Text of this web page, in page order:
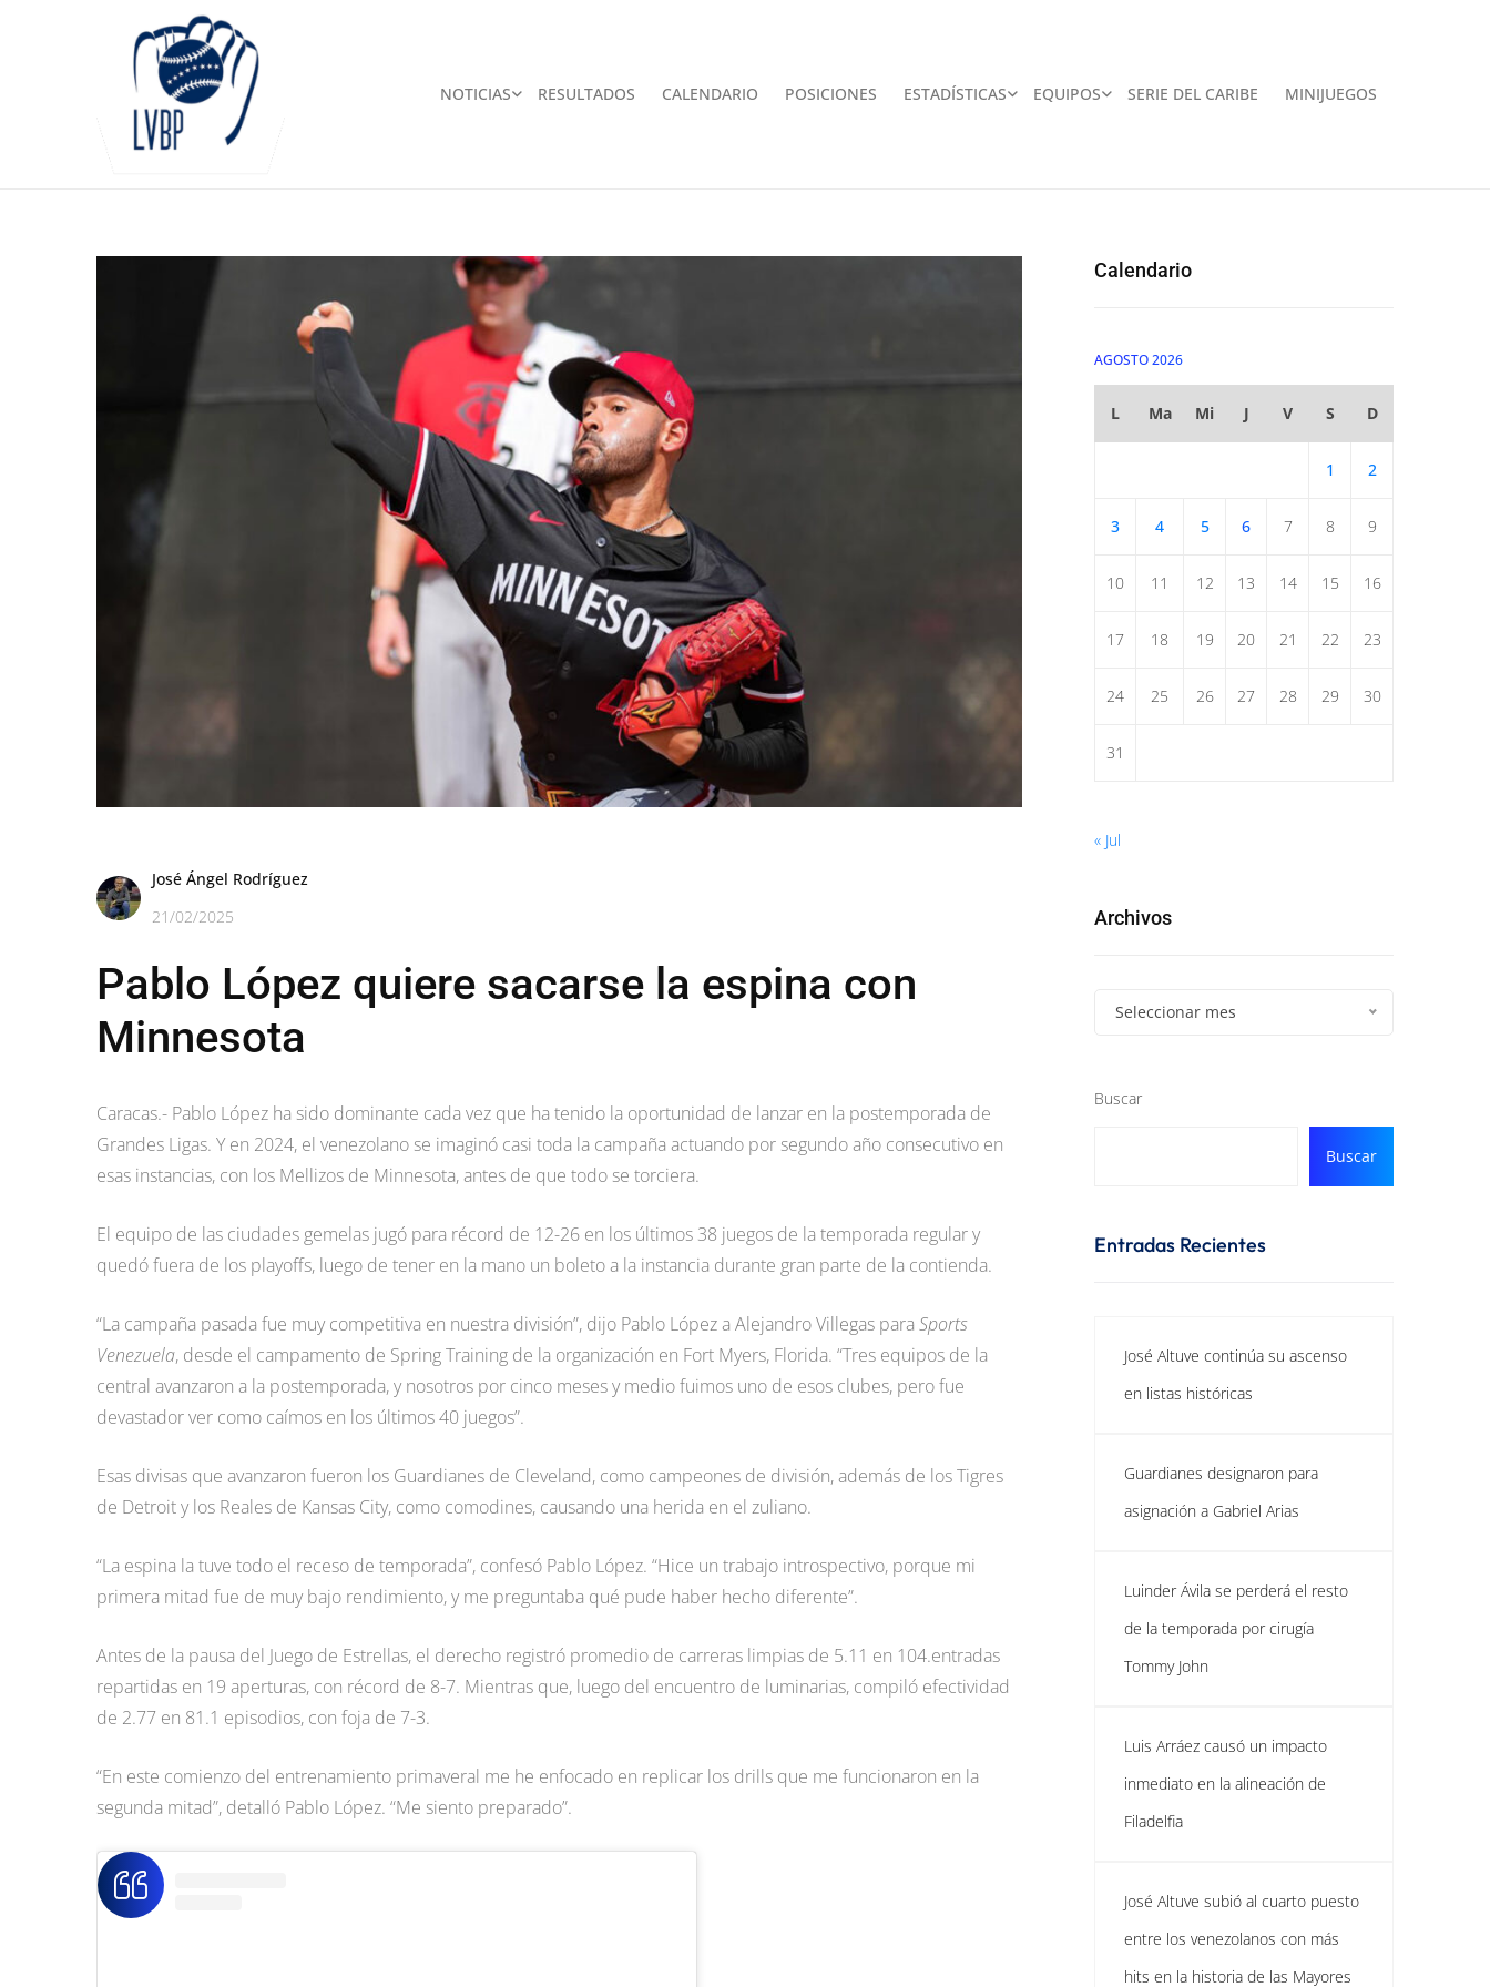
NOTICIAS RESULTADOS CALENDARIO POSICIONES ESTADÍSTICAS EQUIPOS SERIE DEL CARIBE MINIJUEGOS
José Ángel Rodríguez
21/02/2025
Pablo López quiere sacarse la espina con
Minnesota
Caracas.- Pablo López ha sido dominante cada vez que ha tenido la oportunidad de lanzar en la postemporada de
Grandes Ligas. Y en 2024, el venezolano se imaginó casi toda la campaña actuando por segundo año consecutivo en
esas instancias, con los Mellizos de Minnesota, antes de que todo se torciera.
El equipo de las ciudades gemelas jugó para récord de 12-26 en los últimos 38 juegos de la temporada regular y
quedó fuera de los playoffs, luego de tener en la mano un boleto a la instancia durante gran parte de la contienda.
“La campaña pasada fue muy competitiva en nuestra división”, dijo Pablo López a Alejandro Villegas paraSports
Venezuela, desde el campamento de Spring Training de la organización en Fort Myers, Florida. “Tres equipos de la
central avanzaron a la postemporada, y nosotros por cinco meses y medio fuimos uno de esos clubes, pero fue
devastador ver como caímos en los últimos 40 juegos”.
Esas divisas que avanzaron fueron los Guardianes de Cleveland, como campeones de división, además de los Tigres
de Detroit y los Reales de Kansas City, como comodines, causando una herida en el zuliano.
“La espina la tuve todo el receso de temporada”, confesó Pablo López. “Hice un trabajo introspectivo, porque mi
primera mitad fue de muy bajo rendimiento, y me preguntaba qué pude haber hecho diferente”.
Antes de la pausa del Juego de Estrellas, el derecho registró promedio de carreras limpias de 5.11 en 104.entradas
repartidas en 19 aperturas, con récord de 8-7. Mientras que, luego del encuentro de luminarias, compiló efectividad
de 2.77 en 81.1 episodios, con foja de 7-3.
“En este comienzo del entrenamiento primaveral me he enfocado en replicar los drills que me funcionaron en la
segunda mitad”, detalló Pablo López. “Me siento preparado”.
Calendario
AGOSTO 2026
L Ma Mi J V S D
1 2
3 4 5 6 7 8 9
10 11 12 13 14 15 16
17 18 19 20 21 22 23
24 25 26 27 28 29 30
31
« Jul
Archivos
Seleccionar mes
Buscar
Buscar
Entradas Recientes
José Altuve continúa su ascenso
en listas históricas
Guardianes designaron para
asignación a Gabriel Arias
Luinder Ávila se perderá el resto
de la temporada por cirugía
Tommy John
Luis Arráez causó un impacto
inmediato en la alineación de
Filadelfia
José Altuve subió al cuarto puesto
entre los venezolanos con más
hits en la historia de las Mayores